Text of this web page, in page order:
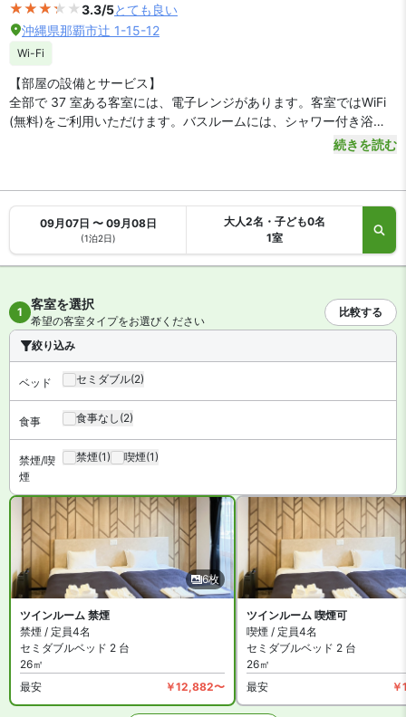
3.3/5とても良い
沖縄県那覇市辻 1-15-12
Wi-Fi
【部屋の設備とサービス】
全部で 37 室ある客室には、電子レンジがあります。客室ではWiFi
(無料)をご利用いただけます。バスルームには、シャワー付き浴
槽、ヘアドライヤーがあります。デスクをご利用いただけ、ハウス
続きを読む
09月07日 〜 09月08日
(1泊2日)
大人2名・子ども0名
1室
1
客室を選択
希望の客室タイプをお選びください
比較する
絞り込み
ベッド セミダブル(2)
食事 食事なし (2)
禁煙/喫
煙
禁煙(1) 喫煙(1)
6枚
ツインルーム 禁煙
禁煙 / 定員4名
セミダブルベッド 2 台
26㎡
最安
￥12,882〜
ツインルーム 喫煙可
喫煙 / 定員4名
セミダブルベッド 2 台
26㎡
最安